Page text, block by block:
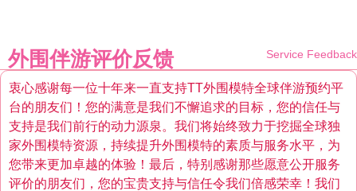
外围伴游评价反馈 Service Feedback
衷心感谢每一位十年来一直支持TT外围模特全球伴游预约平
台的朋友们！您的满意是我们不懈追求的目标，您的信任与
支持是我们前行的动力源泉。我们将始终致力于挖掘全球独
家外围模特资源，持续提升外围模特的素质与服务水平，为
您带来更加卓越的体验！最后，特别感谢那些愿意公开服务
评价的朋友们，您的宝贵支持与信任令我们倍感荣幸！我们